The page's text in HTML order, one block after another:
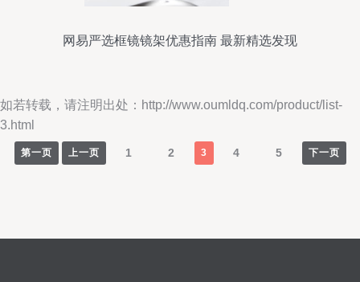
网易严选框镜镜架优惠指南 最新精选发现
如若转载，请注明出处：http://www.oumldq.com/product/list-
3.html
第一页 上一页 1 2 3 4 5 下一页